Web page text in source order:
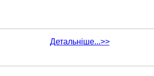
Детальніше...>>